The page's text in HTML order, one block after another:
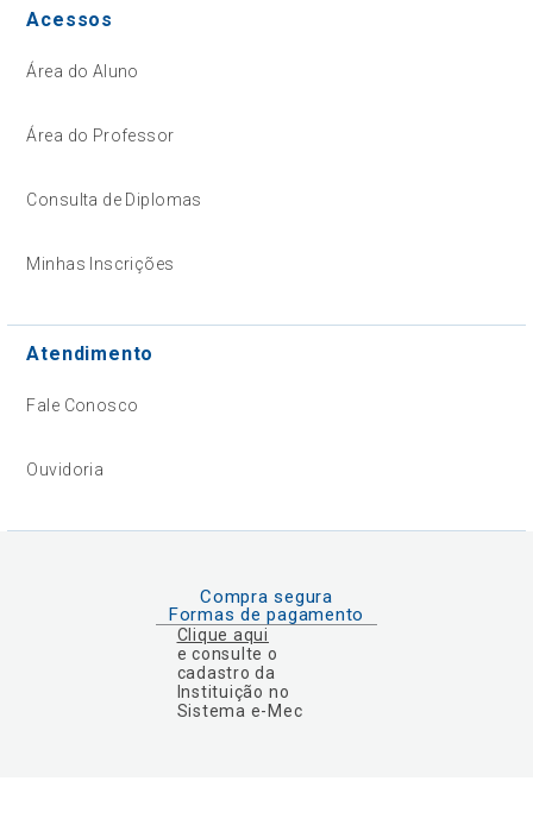
Acessos
Área do Aluno
Área do Professor
Consulta de Diplomas
Minhas Inscrições
Atendimento
Fale Conosco
Ouvidoria
Compra segura
Formas de pagamento
Clique aqui
e consulte o
cadastro da
Instituição no
Sistema e-Mec